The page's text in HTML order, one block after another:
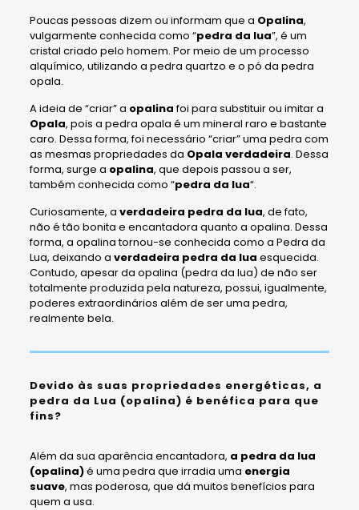
Poucas pessoas dizem ou informam que a Opalina,
vulgarmente conhecida como “pedra da lua”, é um
cristal criado pelo homem. Por meio de um processo
alquímico, utilizando a pedra quartzo e o pó da pedra
opala.
A ideia de “criar” a opalinafoi para substituir ou imitar a
Opala, pois a pedra opala é um mineral raro e bastante
caro. Dessa forma, foi necessário “criar” uma pedra com
as mesmas propriedades da Opala verdadeira. Dessa
forma, surge a opalina, que depois passou a ser,
também conhecida como “pedra da lua“.
Curiosamente, a verdadeira pedra da lua, de fato,
não é tão bonita e encantadora quanto a opalina. Dessa
forma, a opalina tornou-se conhecida como a Pedra da
Lua, deixando a verdadeira pedra da lua esquecida.
Contudo, apesar da opalina (pedra da lua) de não ser
totalmente produzida pela natureza, possui, igualmente,
poderes extraordinários além de ser uma pedra,
realmente bela.
Devido às suas propriedades energéticas, a
pedra da Lua (opalina) é benéfica para que
fins?
Além da sua aparência encantadora, a pedra da lua
(opalina)é uma pedra que irradia uma energia
suave, mas poderosa, que dá muitos benefícios para
quem a usa.